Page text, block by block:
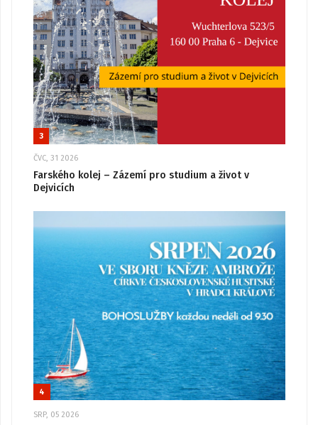
3
ČVC, 31 2026
Farského kolej – Zázemí pro studium a život v
Dejvicích
4
SRP, 05 2026